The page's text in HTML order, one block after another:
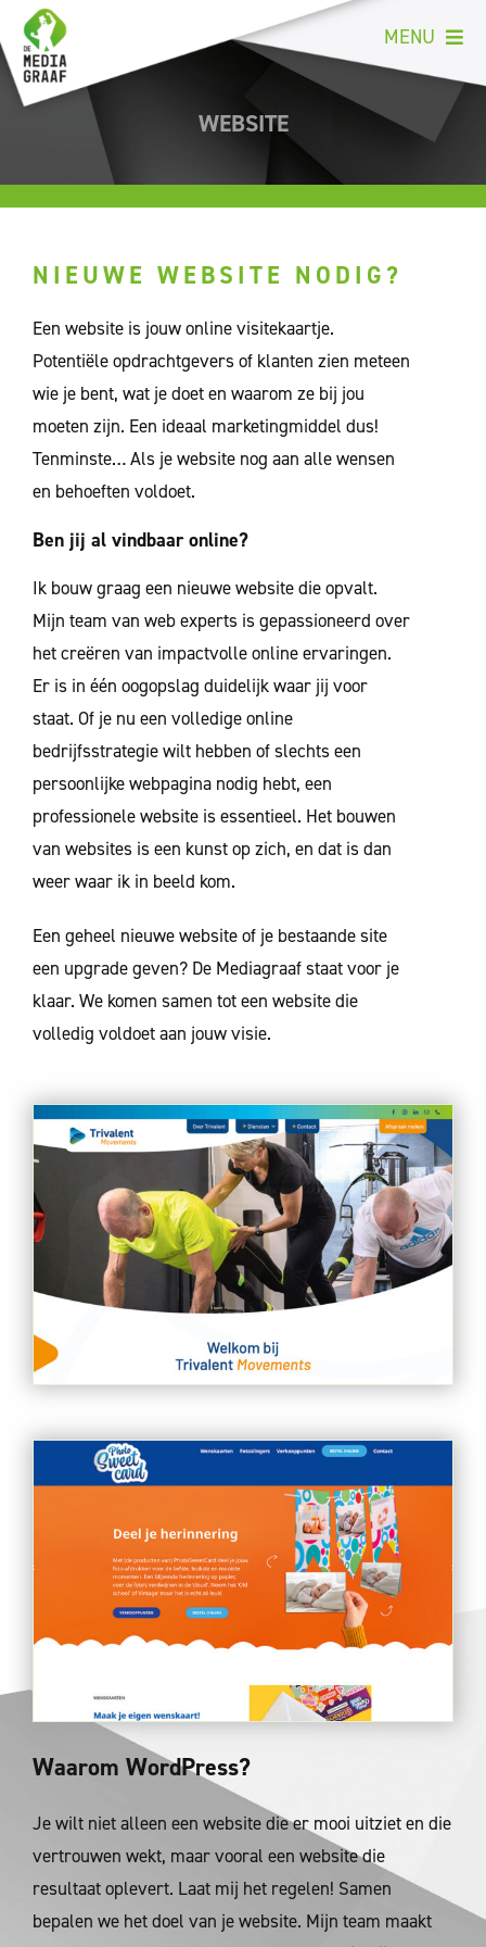
naar
inhoud
MENU
Welkom
Duurzaam
Contact
WEBSITE
NIEUWE WEBSITE NODIG?
Een website is jouw online visitekaartje.
Potentiële opdrachtgevers of klanten zien meteen
wie je bent, wat je doet en waarom ze bij jou
moeten zijn. Een ideaal marketingmiddel dus!
Tenminste… Als je website nog aan alle wensen
en behoeften voldoet.
Ben jij al vindbaar online?
Ik bouw graag een nieuwe website die opvalt.
Mijn team van web experts is gepassioneerd over
het creëren van impactvolle online ervaringen.
Er is in één oogopslag duidelijk waar jij voor
staat. Of je nu een volledige online
bedrijfsstrategie wilt hebben of slechts een
persoonlijke webpagina nodig hebt, een
professionele website is essentieel. Het bouwen
van websites is een kunst op zich, en dat is dan
weer waar ik in beeld kom.
Een geheel nieuwe website of je bestaande site
een upgrade geven? De Mediagraaf staat voor je
klaar. We komen samen tot een ​​website die
volledig voldoet aan jouw visie.
Waarom WordPress?
Je wilt niet alleen een website die er mooi uitziet en die
vertrouwen wekt, maar vooral een website die
resultaat oplevert. Laat mij het regelen! Samen
bepalen we het doel van je website. Mijn team maakt